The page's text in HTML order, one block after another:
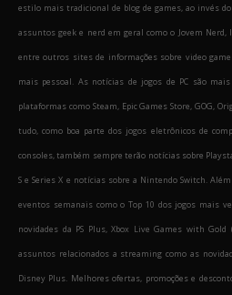
estilo mais tradicional de blog de games, ao invés
assuntos geek e nerd em geral como o Jovem Nerd,
entre outros sites de informações sobre video
mais pessoal. As notícias de jogos de PC são
plataformas como Steam, Epic Games Store, GOG,
tudo, como boa parte dos jogos eletrônicos de
consoles, também sempre terão notícias sobre
S e Series X e notícias sobre a Nintendo Switch.
eventos semanais como o Top 10 dos jogos mais
novidades da PS Plus, Xbox Live Games with
assuntos relacionados a streaming como as
Disney Plus. Melhores ofertas, promoções e